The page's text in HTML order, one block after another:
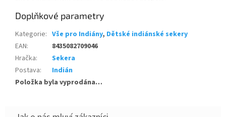
Doplňkové parametry
Kategorie: Vše pro Indiány, Dětské indiánské sekery
EAN:
8435082709046
Hračka:
Sekera
Postava:
Indián
Položka byla vyprodána…